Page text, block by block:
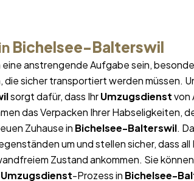
Bichelsee-Balterswil
eine anstrengende Aufgabe sein,
sicher transportiert werden müssen.
sorgt dafür, dass IhrUmzugsdienstvon
das Verpacken Ihrer Habseligkeiten,
Zuhause in Bichelsee-Balterswil.
um und stellen sicher, dass
Zustand ankommen. Sie
Umzugsdienst-Prozess in Bichelsee-